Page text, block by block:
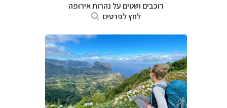
רוכבים ושטים על נהרות אירופה
לחץ לפרטים